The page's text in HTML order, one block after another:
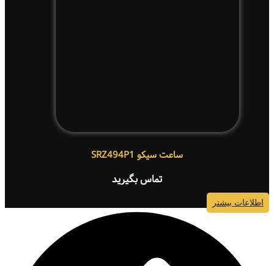
ساعت سیکو SRZ494P1
تماس بگیرید
اطلاعات بیشتر